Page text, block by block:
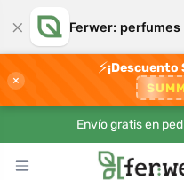
× Ferwer:
×
⚡¡Descuento
Envío gratis en